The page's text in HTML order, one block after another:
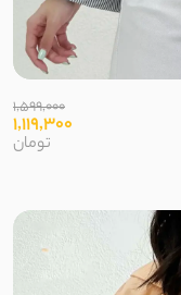
1,599,000
1,119,300
تومان